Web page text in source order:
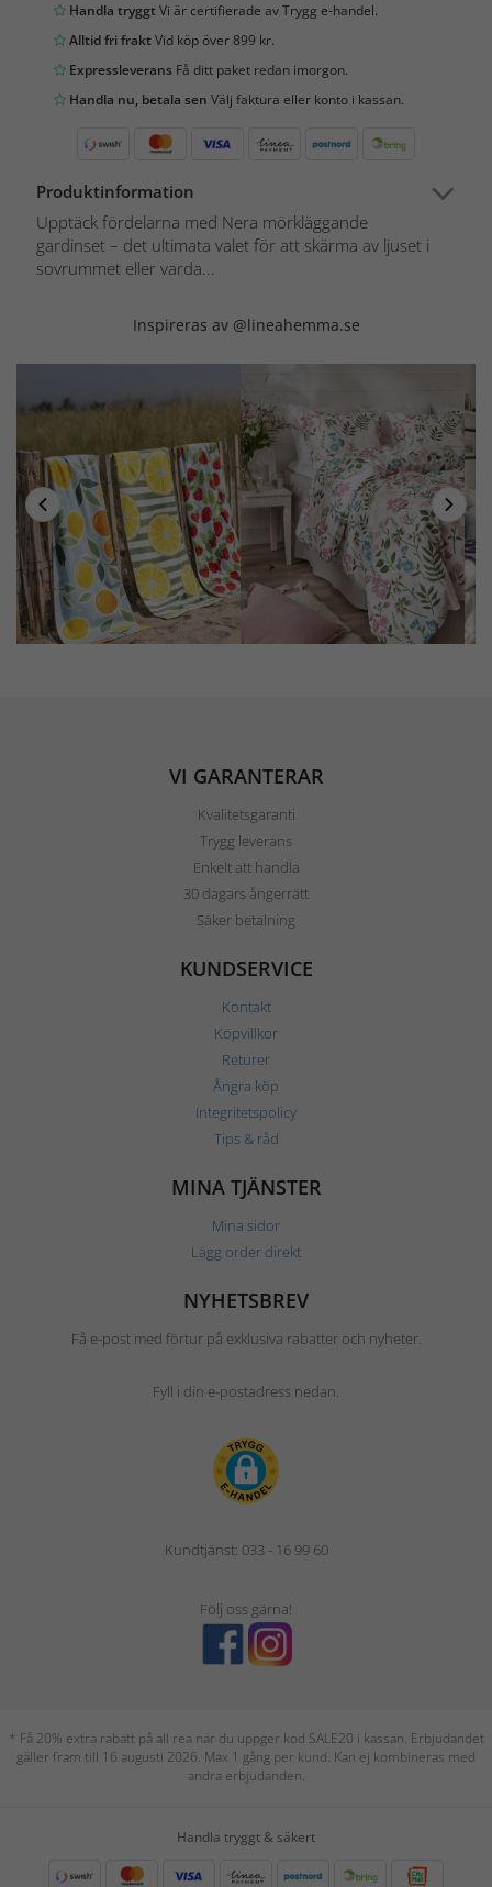
Handla tryggtVi är certifierade av Trygg e-handel.
Alltid fri fraktVid köp över 899 kr.
Expressleverans Få ditt paket redan imorgon.
Handla nu, betala sen Välj faktura eller konto i kassan.
Produktinformation
Upptäck fördelarna med Nera mörkläggande
gardinset – det ultimata valet för att skärma av ljuset i
sovrummet eller varda...
Inspireras av @lineahemma.se
VI GARANTERAR
Kvalitetsgaranti
Trygg leverans
Enkelt att handla
30 dagars ångerrätt
Säker betalning
KUNDSERVICE
Kontakt
Köpvillkor
Returer
Ångra köp
Integritetspolicy
Tips & råd
MINA TJÄNSTER
Mina sidor
Lägg order direkt
NYHETSBREV
Få e-post med förtur på exklusiva rabatter och nyheter.
Fyll i din e-postadress nedan.
Kundtjänst: 033 - 16 99 60
Följ oss gärna!
* Få 20% extra rabatt på all rea när du uppger kod SALE20 i kassan. Erbjudandet
gäller fram till 16 augusti 2026. Max 1 gång per kund. Kan ej kombineras med
andra erbjudanden.
Handla tryggt & säkert